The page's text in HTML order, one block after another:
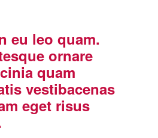
eu leo quam.
ornare
quam
vestibacenas
eget risus